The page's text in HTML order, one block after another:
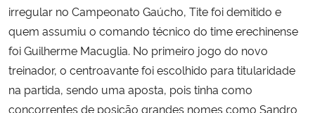
irregular no Campeonato Gaúcho, Tite foi demitido e
quem assumiu o comando técnico do time erechinense
foi Guilherme Macuglia. No primeiro jogo do novo
treinador, o centroavante foi escolhido para titularidade
na partida, sendo uma aposta, pois tinha como
concorrentes de posição grandes nomes como Sandro